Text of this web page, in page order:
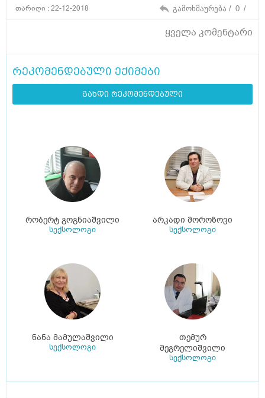
თარიღი : 22-12-2018 გამოხმაურება / 0 /
ყველა კომენტარი
რეკომენდებული ექიმები
გახდი რეკომენდებული
რობერტ გოგნიაშვილი
სექსოლოგი
არკადი მოროზოვი
სექსოლოგი
ნანა მამულაშვილი
სექსოლოგი
თემურ
მეგრელიშვილი
სექსოლოგი